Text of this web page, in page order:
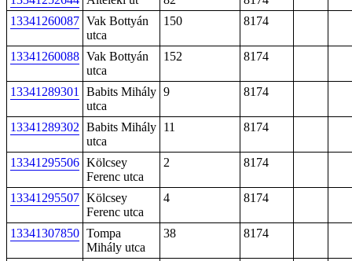
13341260087 Vak Bottyán
utca
150 8174
13341260088 Vak Bottyán
utca
152 8174
13341289301
Babits Mihály
utca
9 8174
13341289302 Babits Mihály
utca
11 8174
13341295506 Kölcsey
Ferenc utca
2 8174
13341295507 Kölcsey
Ferenc utca
4 8174
13341307850 Tompa
Mihály utca
38 8174